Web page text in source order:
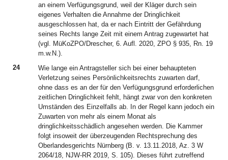
an einem Verfügungsgrund, weil der Kläger durch sein
eigenes Verhalten die Annahme der Dringlichkeit
ausgeschlossen hat, da er nach Eintritt der Gefährdung
seines Rechts lange Zeit mit einem Antrag zugewartet hat
(vgl. MüKoZPO/Drescher, 6. Aufl. 2020, ZPO § 935, Rn. 19
m.w.N.).
24
Wie lange ein Antragsteller sich bei einer behaupteten
Verletzung seines Persönlichkeitsrechts zuwarten darf,
ohne dass es an der für den Verfügungsgrund erforderlichen
zeitlichen Dringlichkeit fehlt, hängt zwar von den konkreten
Umständen des Einzelfalls ab. In der Regel kann jedoch ein
Zuwarten von mehr als einem Monat als
dringlichkeitsschädlich angesehen werden. Die Kammer
folgt insoweit der überzeugenden Rechtsprechung des
Oberlandesgerichts Nürnberg (B. v. 13.11.2018, Az. 3 W
2064/18, NJW-RR 2019, S. 105). Dieses führt zutreffend